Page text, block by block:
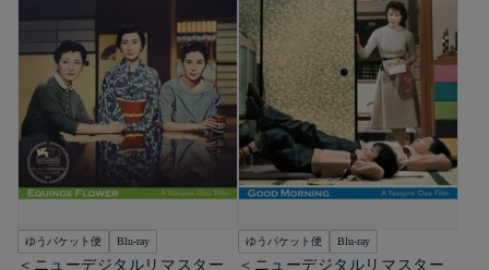
ゆうパケット便 Blu-ray
＜ニューデジタルリマスター
ゆうパケット便 Blu-ray
＜ニューデジタルリマスター